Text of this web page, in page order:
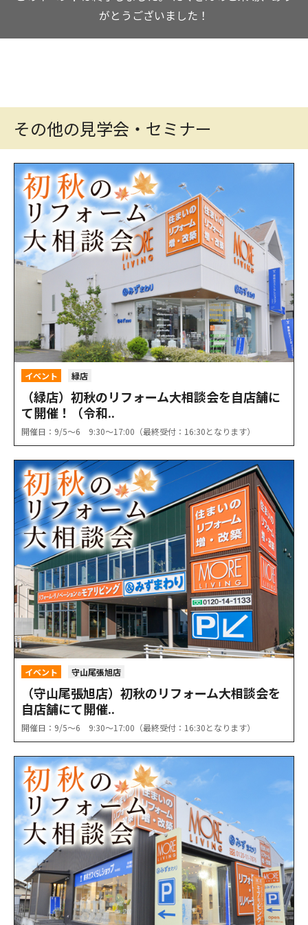
がとうございました！
その他の見学会・セミナー
イベント 緑店
（緑店）初秋のリフォーム大相談会を自店舗に
て開催！（令和..
開催日：9/5〜6 9:30〜17:00（最終受付：16:30となります）
イベント 守山尾張旭店
（守山尾張旭店）初秋のリフォーム大相談会を
自店舗にて開催..
開催日：9/5〜6 9:30〜17:00（最終受付：16:30となります）